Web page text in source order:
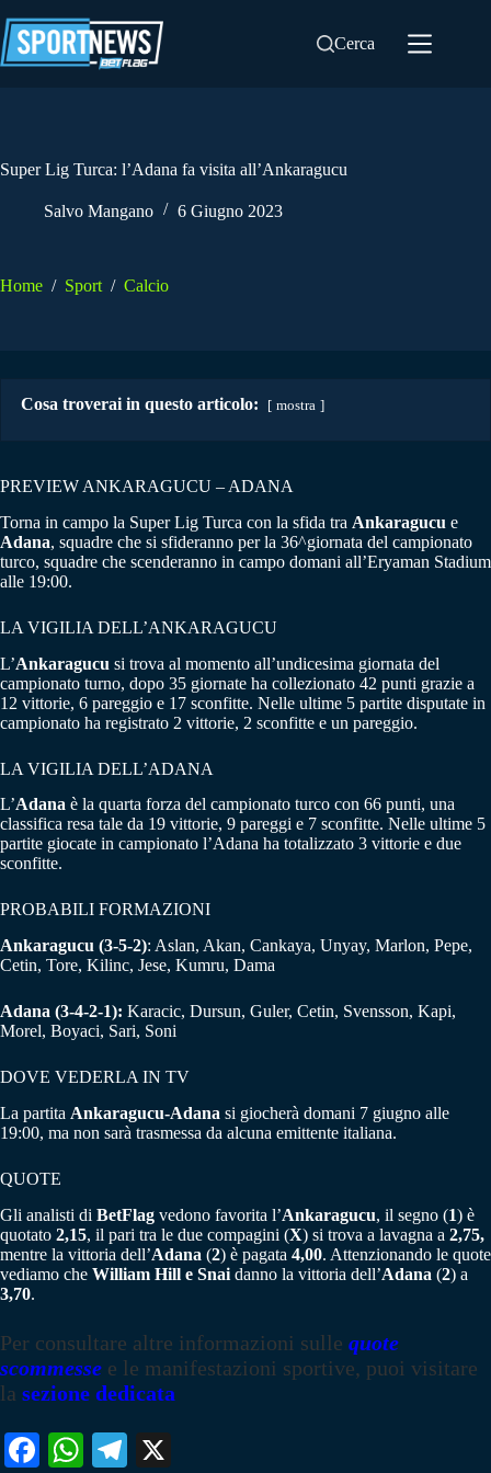
al
contenuto
Cerca
Super Lig Turca: l’Adana fa visita all’Ankaragucu
Salvo Mangano 6 Giugno 2023
Home / Sport / Calcio
Cosa troverai in questo articolo: mostra
PREVIEW ANKARAGUCU – ADANA
Torna in campo la Super Lig Turca con la sfida tra Ankaragucu e
Adana, squadre che si sfideranno per la 36^giornata del campionato
turco, squadre che scenderanno in campo domani all’Eryaman Stadium
alle 19:00.
LA VIGILIA DELL’ANKARAGUCU
L’Ankaragucu si trova al momento all’undicesima giornata del
campionato turno, dopo 35 giornate ha collezionato 42 punti grazie a
12 vittorie, 6 pareggio e 17 sconfitte. Nelle ultime 5 partite disputate in
campionato ha registrato 2 vittorie, 2 sconfitte e un pareggio.
LA VIGILIA DELL’ADANA
L’Adana è la quarta forza del campionato turco con 66 punti, una
classifica resa tale da 19 vittorie, 9 pareggi e 7 sconfitte. Nelle ultime 5
partite giocate in campionato l’Adana ha totalizzato 3 vittorie e due
sconfitte.
PROBABILI FORMAZIONI
Ankaragucu (3-5-2): Aslan, Akan, Cankaya, Unyay, Marlon, Pepe,
Cetin, Tore, Kilinc, Jese, Kumru, Dama
Adana (3-4-2-1): Karacic, Dursun, Guler, Cetin, Svensson, Kapi,
Morel, Boyaci, Sari, Soni
DOVE VEDERLA IN TV
La partita Ankaragucu-Adana si giocherà domani 7 giugno alle
19:00, ma non sarà trasmessa da alcuna emittente italiana.
QUOTE
Gli analisti di BetFlag vedono favorita l’Ankaragucu, il segno (1) è
quotato 2,15, il pari tra le due compagini (X) si trova a lavagna a 2,75,
mentre la vittoria dell’Adana (2) è pagata 4,00. Attenzionando le quote
vediamo che William Hill e Snai danno la vittoria dell’Adana (2) a
3,70.
Per consultare altre informazioni sulle quote
scommesse e le manifestazioni sportive, puoi visitare
la sezione dedicata
Fa W
Te